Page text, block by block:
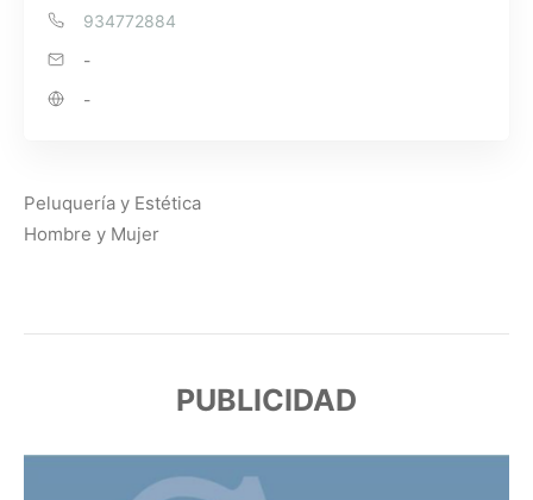
934772884
-
-
Peluquería y Estética
Hombre y Mujer
PUBLICIDAD